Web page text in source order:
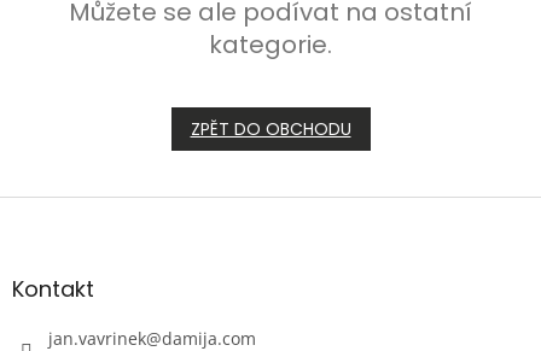
Můžete se ale podívat na ostatní
kategorie.
ZPĚT DO OBCHODU
Z
aKontakt
jan.vavrinek@damija.com